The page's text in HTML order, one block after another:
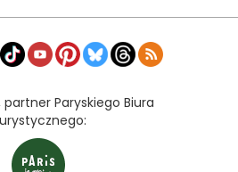
partner Paryskiego Biura